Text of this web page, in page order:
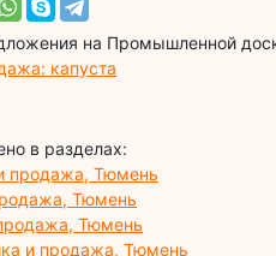
на Промышленной
капуста
в разделах:
продажа, Тюмень
Тюмень
Тюмень
и продажа, Тюмень